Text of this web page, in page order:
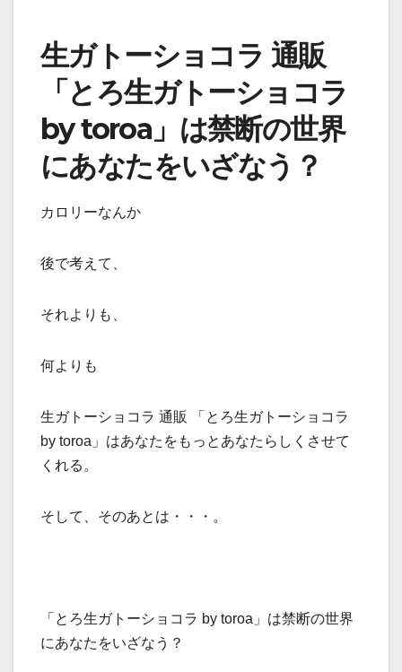
生ガトーショコラ 通販
「とろ生ガトーショコラ
by toroa」は禁断の世界
にあなたをいざなう？
カロリーなんか
後で考えて、
それよりも、
何よりも
生ガトーショコラ 通販 「とろ生ガトーショコラ
by toroa」はあなたをもっとあなたらしくさせて
くれる。
そして、そのあとは・・・。
「とろ生ガトーショコラ by toroa」は禁断の世界
にあなたをいざなう？